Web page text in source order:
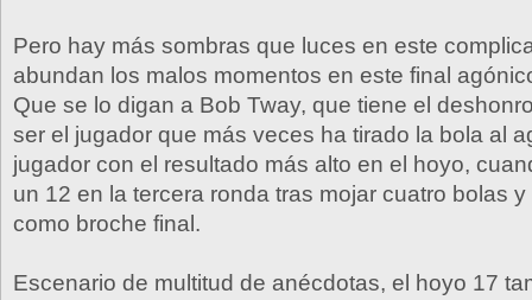
Pero hay más sombras que luces en este
abundan los malos momentos en este final
Que se lo digan a Bob Tway, que tiene el
ser el jugador que más veces ha tirado la bola al
jugador con el resultado más alto en el hoyo,
un 12 en la tercera ronda tras mojar cuatro bolas
como broche final.
Escenario de multitud de anécdotas, el hoyo 17